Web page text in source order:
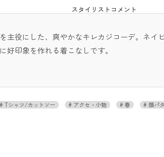
スタイリストコメント
主役にした、爽やかなキレカジコーデ。ネイ
好印象を作れる着こなしです。
Tシャツ/カットソー アクセ・小物 春 顔パ